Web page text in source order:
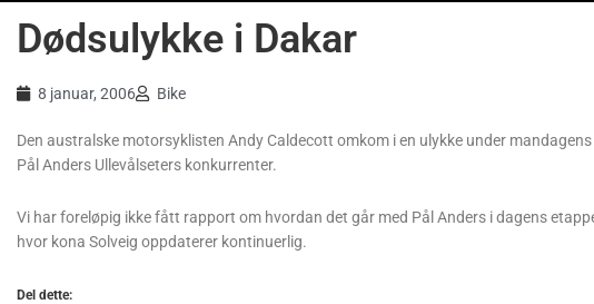
Dødsulykke i Dakar
8 januar, 2006 Bike
Den australske motorsyklisten Andy Caldecott omkom i en ulykke under
Pål Anders Ullevålseters konkurrenter.
Vi har foreløpig ikke fått rapport om hvordan det går med Pål Anders i dagens
hvor kona Solveig oppdaterer kontinuerlig.
Del dette: